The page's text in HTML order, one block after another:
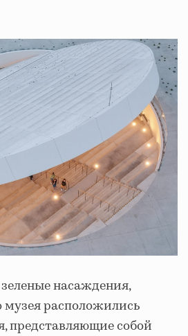
насаждения,
расположились
представляющие собой